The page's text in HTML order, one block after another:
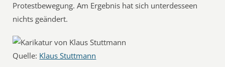
Protestbewegung. Am Ergebnis hat sich unterdesseen
nichts geändert.
Quelle: Klaus Stuttmann